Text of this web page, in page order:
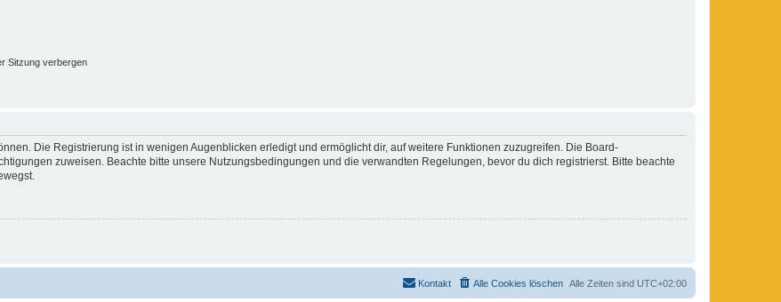
Sitzung verbergen
Die Registrierung ist in wenigen Augenblicken erledigt und ermöglicht dir, auf weitere Funktionen zuzugreifen. Die Board-
zuweisen. Beachte bitte unsere Nutzungsbedingungen und die verwandten Regelungen, bevor du dich registrierst. Bitte beachte
Alle Zeiten sind UTC+02:00
Alle Cookies löschen
Kontakt